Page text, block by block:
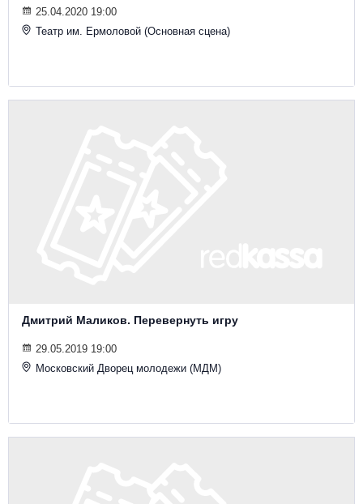
25.04.2020 19:00
Театр им. Ермоловой (Основная сцена)
Дмитрий Маликов. Перевернуть игру
29.05.2019 19:00
Московский Дворец молодежи (МДМ)